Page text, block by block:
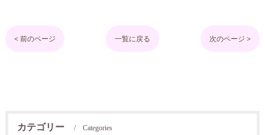
< 前のページ 一覧に戻る 次のページ >
カテゴリー Categories